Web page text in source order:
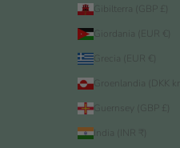
Gibilterra (GBP £)
Giordania (EUR €)
Grecia (EUR €)
Groenlandia (DKK kr.)
Guernsey (GBP £)
India (INR ₹)